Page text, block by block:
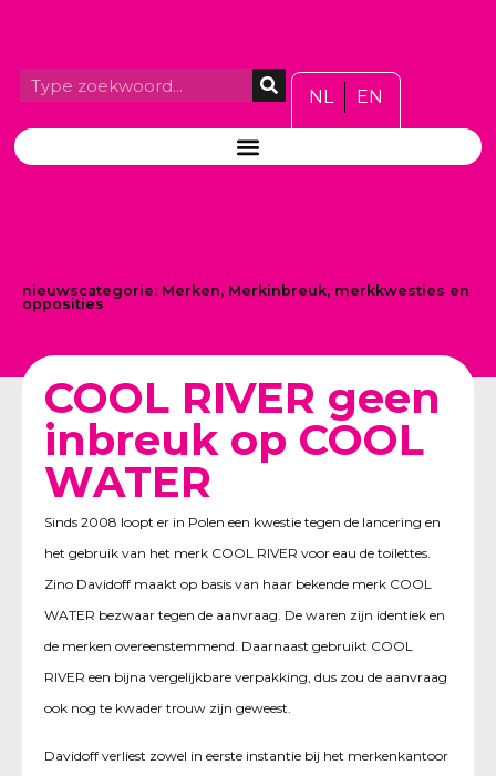
NL EN
nieuwscategorie: Merken, Merkinbreuk, merkkwesties en
opposities
COOL RIVER geen
inbreuk op COOL
WATER
Sinds 2008 loopt er in Polen een kwestie tegen de lancering en
het gebruik van het merk COOL RIVER voor eau de toilettes.
Zino Davidoff maakt op basis van haar bekende merk COOL
WATER bezwaar tegen de aanvraag. De waren zijn identiek en
de merken overeenstemmend. Daarnaast gebruikt COOL
RIVER een bijna vergelijkbare verpakking, dus zou de aanvraag
ook nog te kwader trouw zijn geweest.
Davidoff verliest zowel in eerste instantie bij het merkenkantoor